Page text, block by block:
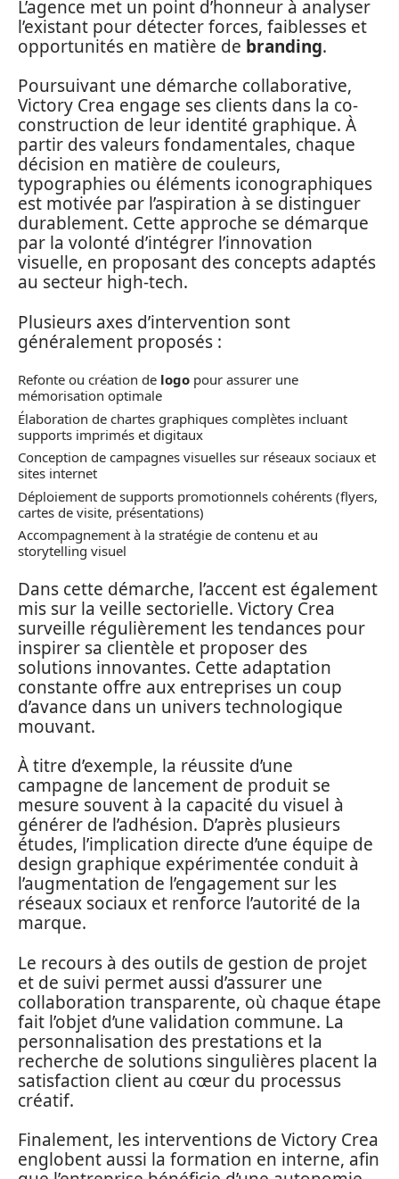
L’agence met un point d’honneur à analyser
l’existant pour détecter forces, faiblesses et
opportunités en matière de branding.
Poursuivant une démarche collaborative,
Victory Crea engage ses clients dans la co-
construction de leur identité graphique. À
partir des valeurs fondamentales, chaque
décision en matière de couleurs,
typographies ou éléments iconographiques
est motivée par l’aspiration à se distinguer
durablement. Cette approche se démarque
par la volonté d’intégrer l’innovation
visuelle, en proposant des concepts adaptés
au secteur high-tech.
Plusieurs axes d’intervention sont
généralement proposés :
Refonte ou création de logo pour assurer une
mémorisation optimale
Élaboration de chartes graphiques complètes incluant
supports imprimés et digitaux
Conception de campagnes visuelles sur réseaux sociaux et
sites internet
Déploiement de supports promotionnels cohérents (flyers,
cartes de visite, présentations)
Accompagnement à la stratégie de contenu et au
storytelling visuel
Dans cette démarche, l’accent est également
mis sur la veille sectorielle. Victory Crea
surveille régulièrement les tendances pour
inspirer sa clientèle et proposer des
solutions innovantes. Cette adaptation
constante offre aux entreprises un coup
d’avance dans un univers technologique
mouvant.
À titre d’exemple, la réussite d’une
campagne de lancement de produit se
mesure souvent à la capacité du visuel à
générer de l’adhésion. D’après plusieurs
études, l’implication directe d’une équipe de
design graphique expérimentée conduit à
l’augmentation de l’engagement sur les
réseaux sociaux et renforce l’autorité de la
marque.
Le recours à des outils de gestion de projet
et de suivi permet aussi d’assurer une
collaboration transparente, où chaque étape
fait l’objet d’une validation commune. La
personnalisation des prestations et la
recherche de solutions singulières placent la
satisfaction client au cœur du processus
créatif.
Finalement, les interventions de Victory Crea
englobent aussi la formation en interne, afin